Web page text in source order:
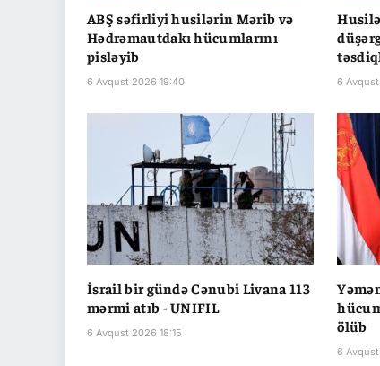
ABŞ səfirliyi husilərin Mərib və
Hədrəmautdakı hücumlarını
pisləyib
6 Avqust 2026 19:40 6
İsrail bir gündə Cənubi Livana 113
mərmi atıb - UNIFIL
6 Avqust 2026 18:15
ölüb
6 Avqust